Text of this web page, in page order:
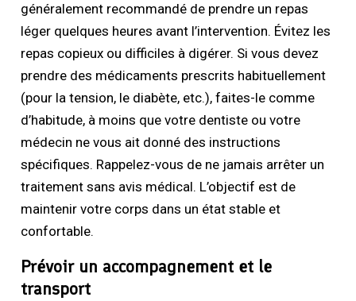
généralement recommandé de prendre un repas
léger quelques heures avant l’intervention. Évitez les
repas copieux ou difficiles à digérer. Si vous devez
prendre des médicaments prescrits habituellement
(pour la tension, le diabète, etc.), faites-le comme
d’habitude, à moins que votre dentiste ou votre
médecin ne vous ait donné des instructions
spécifiques. Rappelez-vous de ne jamais arrêter un
traitement sans avis médical. L’objectif est de
maintenir votre corps dans un état stable et
confortable.
Prévoir un accompagnement et le
transport